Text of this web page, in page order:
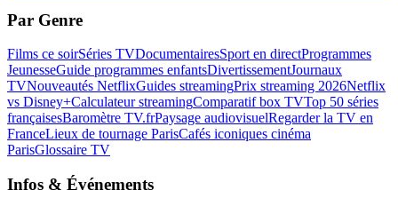
Par Genre
Films ce soirSéries TVDocumentairesSport en directProgrammes
JeunesseGuide programmes enfantsDivertissementJournaux
TVNouveautés NetflixGuides streamingPrix streaming 2026Netflix
vs Disney+Calculateur streamingComparatif box TVTop 50 séries
françaisesBaromètre TV.frPaysage audiovisuelRegarder la TV en
FranceLieux de tournage ParisCafés iconiques cinéma
ParisGlossaire TV
Infos & Événements